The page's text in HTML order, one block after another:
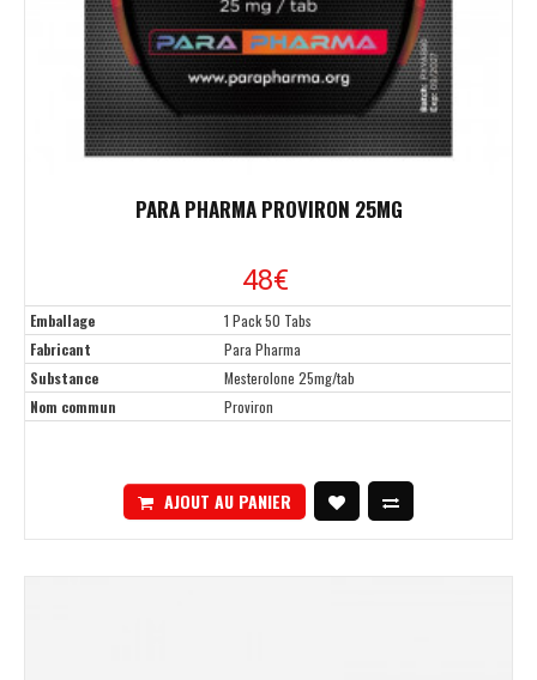
PARA PHARMA PROVIRON 25MG
48€
Emballage
1 Pack 50 Tabs
Fabricant
Para Pharma
Substance
Mesterolone 25mg/tab
Nom commun
Proviron
AJOUT AU PANIER